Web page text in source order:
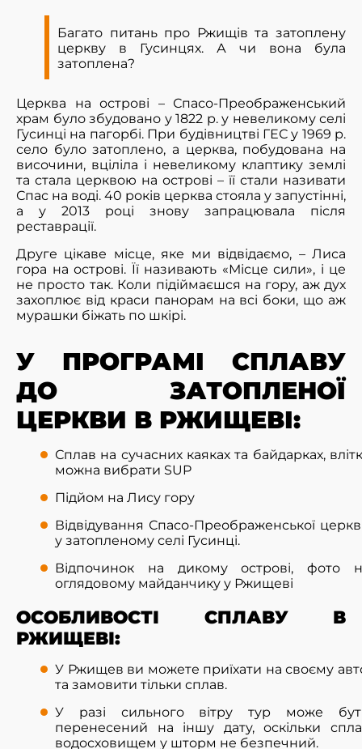
Багато питань про Ржищів та затоплену
церкву в Гусинцях. А чи вона була
затоплена?
Церква на острові – Спасо-Преображенський
храм було збудовано у 1822 р. у невеликому селі
Гусинці на пагорбі. При будівництві ГЕС у 1969 р.
село було затоплено, а церква, побудована на
височини, вціліла і невеликому клаптику землі
та стала церквою на острові – її стали називати
Спас на воді. 40 років церква стояла у запустінні,
а у 2013 році знову запрацювала після
реставрації.
Друге цікаве місце, яке ми відвідаємо, – Лиса
гора на острові. Її називають «Місце сили», і це
не просто так. Коли підіймаєшся на гору, аж дух
захоплює від краси панорам на всі боки, що аж
мурашки біжать по шкірі.
У ПРОГРАМІ СПЛАВУ
ДО ЗАТОПЛЕНОЇ
ЦЕРКВИ В РЖИЩЕВІ:
Сплав на сучасних каяках та байдарках,
можна вибрати SUP
Підйом на Лису гору
Відвідування Спасо-Преображенської
у затопленому селі Гусинці.
Відпочинок на дикому острові, фото
оглядовому майданчику у Ржищеві
ОСОБЛИВОСТІ СПЛАВУ В
РЖИЩЕВІ:
У Ржищев ви можете приїхати на своєму
та замовити тільки сплав.
У разі сильного вітру тур може
перенесений на іншу дату, оскільки
водосховищем у шторм не безпечний.